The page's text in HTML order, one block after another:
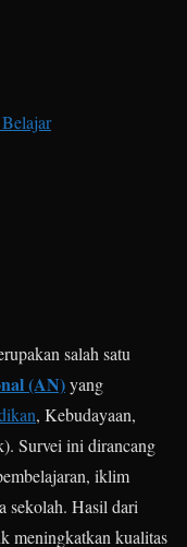
salah satu
(AN)yang
, Kebudayaan,
Survei ini dirancang
iklim
sekolah. Hasil dari
meningkatkan kualitas